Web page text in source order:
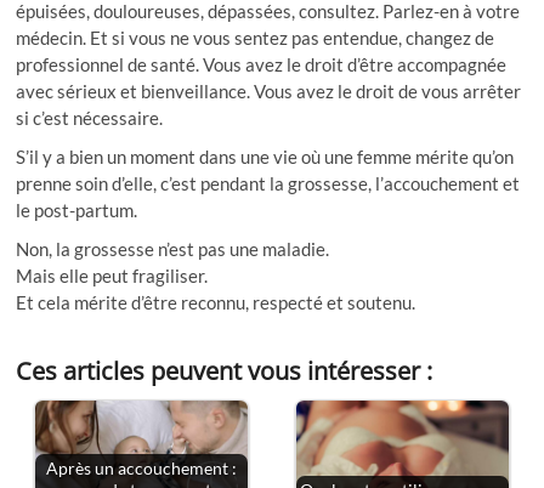
épuisées, douloureuses, dépassées, consultez. Parlez-en à votre
médecin. Et si vous ne vous sentez pas entendue, changez de
professionnel de santé. Vous avez le droit d’être accompagnée
avec sérieux et bienveillance. Vous avez le droit de vous arrêter
si c’est nécessaire.
S’il y a bien un moment dans une vie où une femme mérite qu’on
prenne soin d’elle, c’est pendant la grossesse, l’accouchement et
le post-partum.
Non, la grossesse n’est pas une maladie.
Mais elle peut fragiliser.
Et cela mérite d’être reconnu, respecté et soutenu.
Ces articles peuvent vous intéresser :
Après un accouchement :